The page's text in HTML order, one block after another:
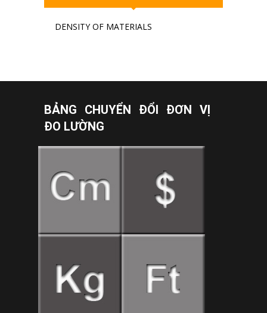
DENSITY OF MATERIALS
BẢNG CHUYỂN ĐỔI ĐƠN VỊ
ĐO LƯỜNG